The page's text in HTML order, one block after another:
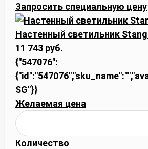
Запросить специальную цену
Настенный светильник Stang
11 743 руб.
{"547076":
SG"}}
Желаемая цена
Количество